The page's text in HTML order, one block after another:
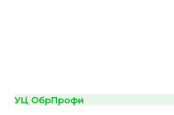
УЦ ОбрПрофи